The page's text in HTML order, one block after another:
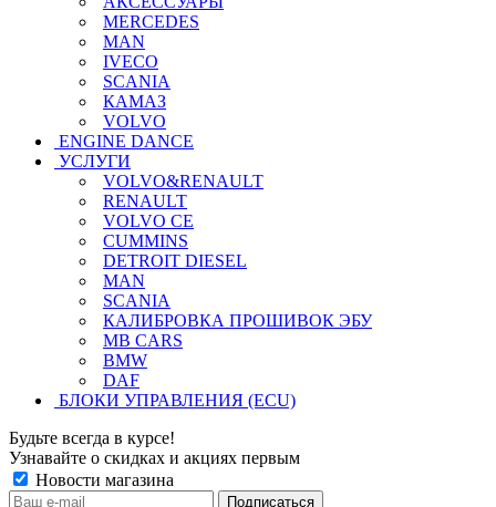
MERCEDES
MAN
IVECO
SCANIA
КАМАЗ
VOLVO
ENGINE DANCE
УСЛУГИ
VOLVO&RENAULT
RENAULT
VOLVO CE
CUMMINS
DETROIT DIESEL
MAN
SCANIA
КАЛИБРОВКА ПРОШИВОК ЭБУ
MB CARS
BMW
DAF
БЛОКИ УПРАВЛЕНИЯ (ECU)
Будьте всегда в курсе!
Узнавайте о скидках и акциях первым
Новости магазина